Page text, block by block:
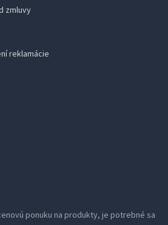
zmluvy
reklamácie
ponuku na produkty, je potrebné sa